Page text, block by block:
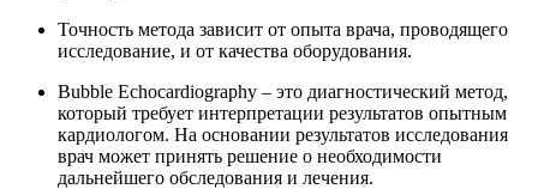
Точность метода зависит от опыта врача, проводящего
исследование, и от качества оборудования.
Bubble Echocardiography – это диагностический метод,
который требует интерпретации результатов опытным
кардиологом. На основании результатов исследования
врач может принять решение о необходимости
дальнейшего обследования и лечения.